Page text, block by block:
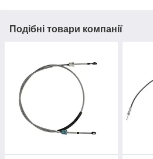
Подібні товари компанії